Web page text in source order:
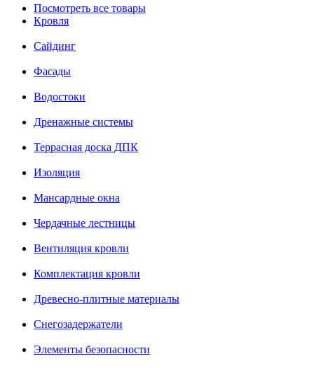
Посмотреть все товары
Кровля
Сайдинг
Фасады
Водостоки
Дренажные системы
Террасная доска ДПК
Изоляция
Мансардные окна
Чердачные лестницы
Вентиляция кровли
Комплектация кровли
Древесно-плитные материалы
Снегозадержатели
Элементы безопасности